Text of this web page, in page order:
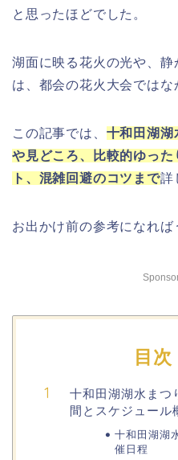
と思ったほどでした。
湖面に映る花火の光や、
は、都会の花火大会ではな
この記事では、 十和田湖湖
や見どころ、比較的ゆっ
ト、混雑回避のコツまで詳
お出かけ前の参考になれば
目次
十和田湖湖水まつ
間とスケジュール
十和田湖湖
催日程